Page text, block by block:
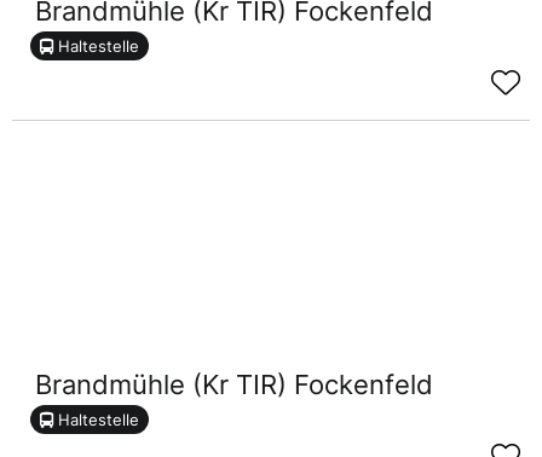
Brandmühle (Kr TIR) Fockenfeld
Haltestelle
Brandmühle (Kr TIR) Fockenfeld
Haltestelle